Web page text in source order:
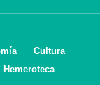
Cultura
Hemeroteca